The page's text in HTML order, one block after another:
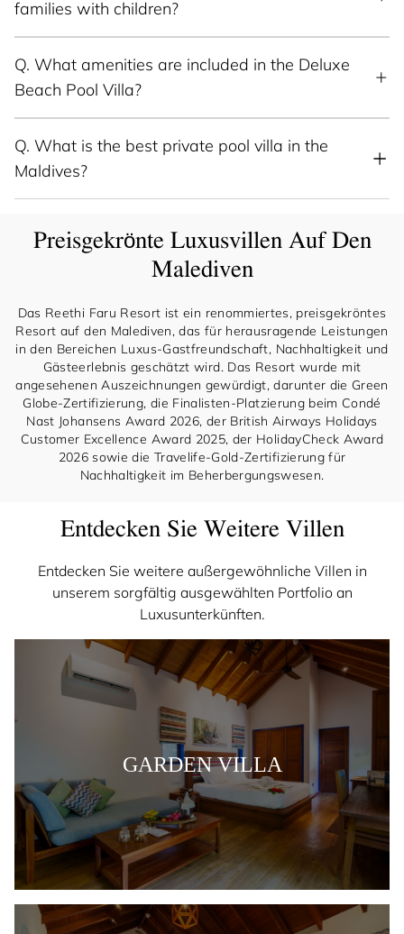
families with children?
Q. What amenities are included in the Deluxe
Beach Pool Villa?
Q. What is the best private pool villa in the
Maldives?
Preisgekrönte Luxusvillen Auf Den
Malediven
Das Reethi Faru Resort ist ein renommiertes, preisgekröntes
Resort auf den Malediven, das für herausragende Leistungen
in den Bereichen Luxus-Gastfreundschaft, Nachhaltigkeit und
Gästeerlebnis geschätzt wird. Das Resort wurde mit
angesehenen Auszeichnungen gewürdigt, darunter die Green
Globe-Zertifizierung, die Finalisten-Platzierung beim Condé
Nast Johansens Award 2026, der British Airways Holidays
Customer Excellence Award 2025, der HolidayCheck Award
2026 sowie die Travelife-Gold-Zertifizierung für
Nachhaltigkeit im Beherbergungswesen.
Entdecken Sie Weitere Villen
Entdecken Sie weitere außergewöhnliche Villen in
unserem sorgfältig ausgewählten Portfolio an
Luxusunterkünften.
GARDEN VILLA